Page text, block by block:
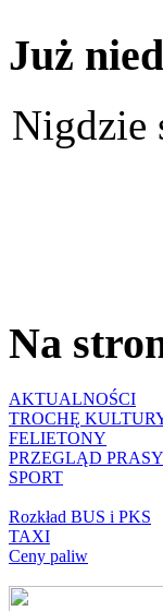
Już
Nigdzie
Na
AKTUALNOŚCI
TROCHĘ
FELIETONY
PRZEGLĄD PRASY
SPORT
Rozkład BUS i PKS
TAXI
Ceny paliw